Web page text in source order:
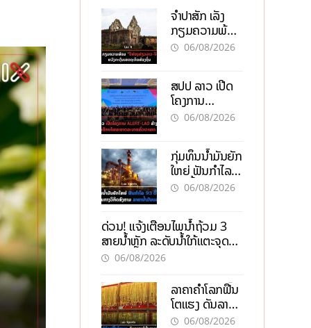
ຈຳປາສັກ ເລັ່ງ
ກຽມຄວາມພ້ອມ
“ປີທ່ອງທ່ຽວ
ເສດຖະກິດ
ທ້ອງຖິ່ນ
06/08/2026
ສປປ ລາວ ເປີດ
ໂຄງການ
ALERT-LAO
ລະບາດທົ່ວ
ປະເທດ
06/08/2026
ກຸ່ມທຶນນ້ຳມັນຍັກ
ໃຫຍ່ ຟັນກຳໄລ
93 ຕື້ໂດລາ
ນໍ້າມັນແພງ
06/08/2026
ດ່ວນ! ແຈ້ງເຕືອນໄພນໍ້າຖ້ວມ 3
ສາຍນໍ້າຫຼັກ ລະດັບນໍ້າໃກ້ແຕະຈຸດ
ອັນຕະລາຍ
06/08/2026
ລາຄາຄຳໂລກຟື້ນ
ໂຕແຮງ ດັນລາຄາ
ຄຳໃນລາວທະລຸ
06/08/2026